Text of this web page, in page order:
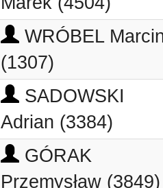
WRÓBEL
(1307)
SADOWSKI
Adrian (3384)
GÓRAK
Przemysław (3849)